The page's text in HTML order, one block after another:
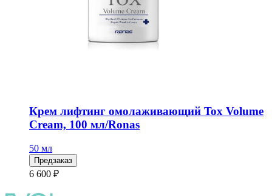
Крем лифтинг омолаживающий Tox Volume
Cream, 100 мл/Ronas
50 мл
Предзаказ
6 600 ₽